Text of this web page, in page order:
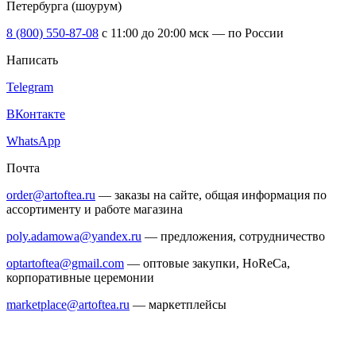
Петербурга (шоурум)
8 (800) 550-87-08 c 11:00 до 20:00 мск — по России
Написать
Telegram
ВКонтакте
WhatsApp
Почта
order@artoftea.ru — заказы на сайте, общая информация по
ассортименту и работе магазина
poly.adamowa@yandex.ru — предложения, сотрудничество
optartoftea@gmail.com — оптовые закупки, HoReCa,
корпоративные церемонии
marketplace@artoftea.ru — маркетплейсы